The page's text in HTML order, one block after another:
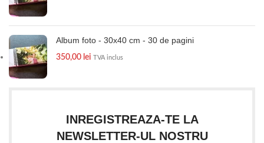
Album foto - 30x40 cm - 30 de pagini
350,00 lei TVA inclus
INREGISTREAZA-TE LA
NEWSLETTER-UL NOSTRU